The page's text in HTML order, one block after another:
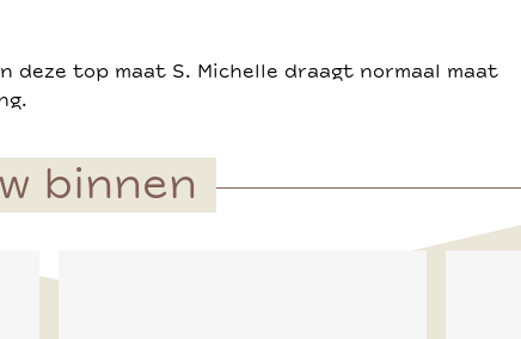
deze top maat S. Michelle draagt normaal maat
binnen